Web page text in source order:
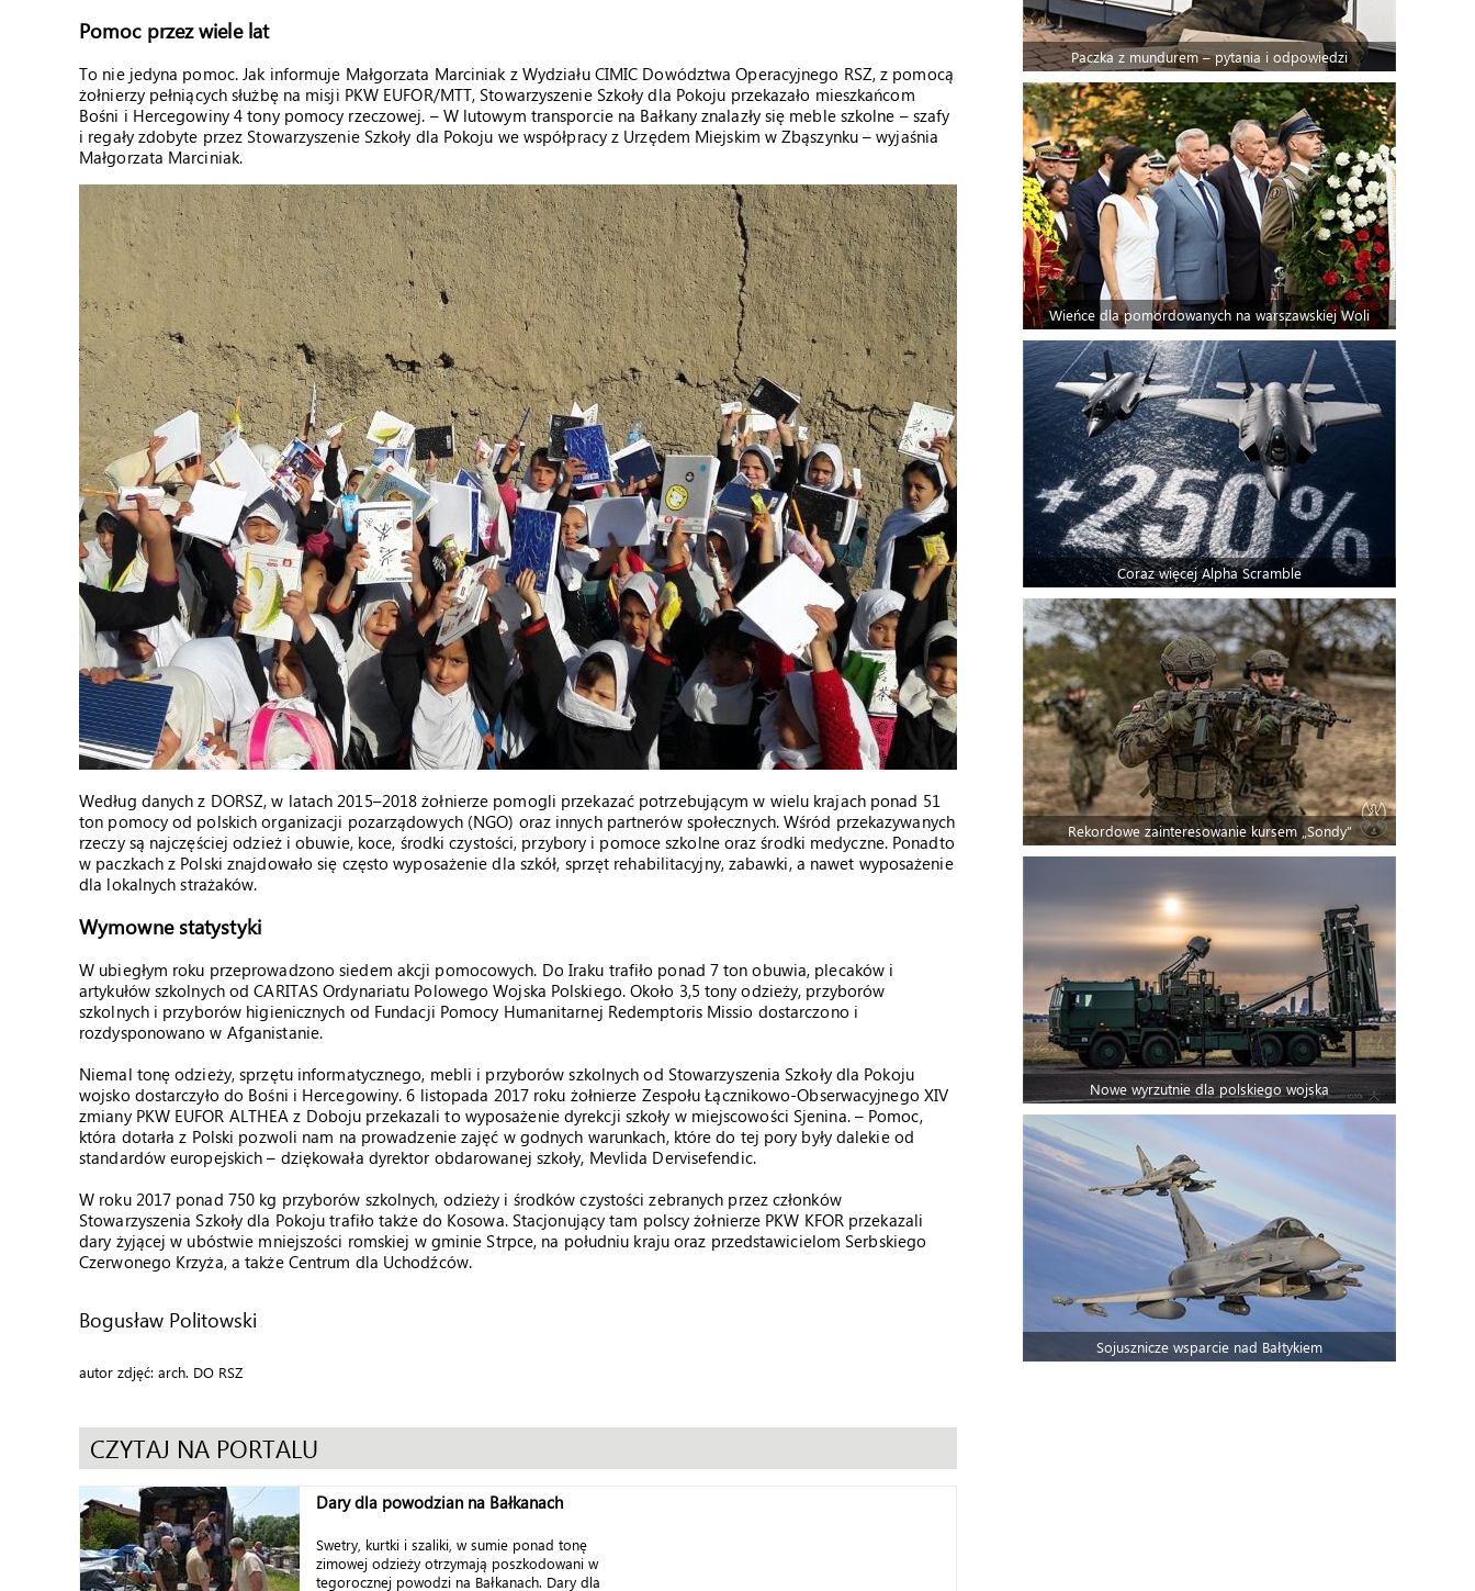
Pomoc przez wiele lat
To nie jedyna pomoc. Jak informuje Małgorzata Marciniak z Wydziału CIMIC Dowództwa Operacyjnego RSZ, z pomocą
żołnierzy pełniących służbę na misji PKW EUFOR/MTT, Stowarzyszenie Szkoły dla Pokoju przekazało mieszkańcom
Bośni i Hercegowiny 4 tony pomocy rzeczowej. – W lutowym transporcie na Bałkany znalazły się meble szkolne – szafy
i regały zdobyte przez Stowarzyszenie Szkoły dla Pokoju we współpracy z Urzędem Miejskim w Zbąszynku – wyjaśnia
Małgorzata Marciniak.
Według danych z DORSZ, w latach 2015–2018 żołnierze pomogli przekazać potrzebującym w wielu krajach ponad 51
ton pomocy od polskich organizacji pozarządowych (NGO) oraz innych partnerów społecznych. Wśród przekazywanych
rzeczy są najczęściej odzież i obuwie, koce, środki czystości, przybory i pomoce szkolne oraz środki medyczne. Ponadto
w paczkach z Polski znajdowało się często wyposażenie dla szkół, sprzęt rehabilitacyjny, zabawki, a nawet wyposażenie
dla lokalnych strażaków.
Wymowne statystyki
W ubiegłym roku przeprowadzono siedem akcji pomocowych. Do Iraku trafiło ponad 7 ton obuwia, plecaków i
artykułów szkolnych od CARITAS Ordynariatu Polowego Wojska Polskiego. Około 3,5 tony odzieży, przyborów
szkolnych i przyborów higienicznych od Fundacji Pomocy Humanitarnej Redemptoris Missio dostarczono i
rozdysponowano w Afganistanie.
Niemal tonę odzieży, sprzętu informatycznego, mebli i przyborów szkolnych od Stowarzyszenia Szkoły dla Pokoju
wojsko dostarczyło do Bośni i Hercegowiny. 6 listopada 2017 roku żołnierze Zespołu Łącznikowo-Obserwacyjnego XIV
zmiany PKW EUFOR ALTHEA z Doboju przekazali to wyposażenie dyrekcji szkoły w miejscowości Sjenina. – Pomoc,
która dotarła z Polski pozwoli nam na prowadzenie zajęć w godnych warunkach, które do tej pory były dalekie od
standardów europejskich – dziękowała dyrektor obdarowanej szkoły, Mevlida Dervisefendic.
W roku 2017 ponad 750 kg przyborów szkolnych, odzieży i środków czystości zebranych przez członków
Stowarzyszenia Szkoły dla Pokoju trafiło także do Kosowa. Stacjonujący tam polscy żołnierze PKW KFOR przekazali
dary żyjącej w ubóstwie mniejszości romskiej w gminie Strpce, na południu kraju oraz przedstawicielom Serbskiego
Czerwonego Krzyża, a także Centrum dla Uchodźców.
Bogusław Politowski
autor zdjęć: arch. DO RSZ
CZYTAJ NA PORTALU
Dary dla powodzian na Bałkanach
Swetry, kurtki i szaliki, w sumie ponad tonę
zimowej odzieży otrzymają poszkodowani w
tegorocznej powodzi na Bałkanach. Dary dla
Paczka z mundurem – pytania i odpowiedzi
Wieńce dla pomordowanych na warszawskiej Woli
Coraz więcej Alpha Scramble
Rekordowe zainteresowanie kursem „Sondy”
Nowe wyrzutnie dla polskiego wojska
Sojusznicze wsparcie nad Bałtykiem